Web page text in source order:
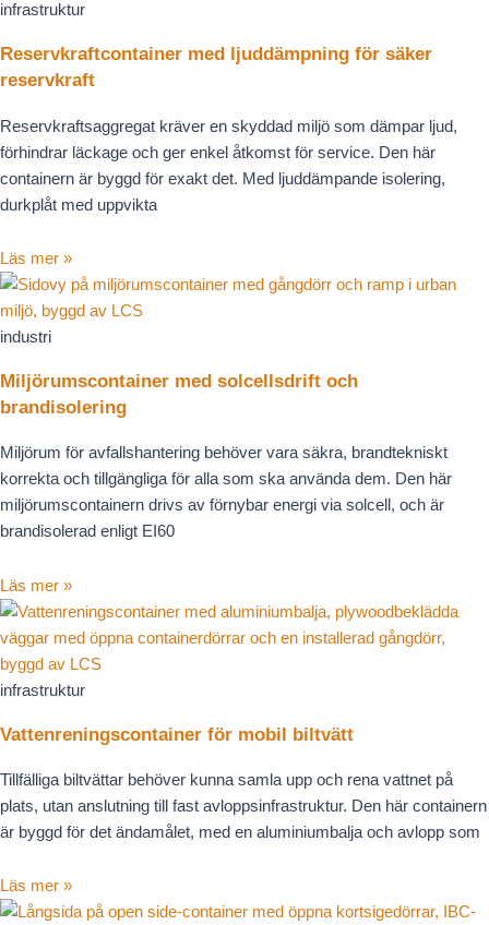
infrastruktur
Reservkraftcontainer med ljuddämpning för säker
reservkraft
Reservkraftsaggregat kräver en skyddad miljö som dämpar ljud,
förhindrar läckage och ger enkel åtkomst för service. Den här
containern är byggd för exakt det. Med ljuddämpande isolering,
durkplåt med uppvikta
Läs mer »
industri
Miljörumscontainer med solcellsdrift och
brandisolering
Miljörum för avfallshantering behöver vara säkra, brandtekniskt
korrekta och tillgängliga för alla som ska använda dem. Den här
miljörumscontainern drivs av förnybar energi via solcell, och är
brandisolerad enligt EI60
Läs mer »
infrastruktur
Vattenreningscontainer för mobil biltvätt
Tillfälliga biltvättar behöver kunna samla upp och rena vattnet på
plats, utan anslutning till fast avloppsinfrastruktur. Den här containern
är byggd för det ändamålet, med en aluminiumbalja och avlopp som
Läs mer »